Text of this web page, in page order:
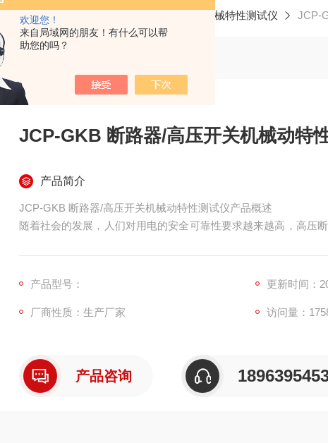
欢迎您！
来自局域网的朋友！有什么可以帮
助您的吗？
产品中心 高压开关机械特性测试仪 JCP-
JCP-GKB 断路器/高压开关机械动特
产品简介
JCP-GKB 断路器/高压开关机械动特性测试仪产品概述
随着社会的发展，人们对用电的安全可靠性要求越来越高，高压
产品型号： 更新时间：
厂商性质：生产厂家 访问量：
产品咨询